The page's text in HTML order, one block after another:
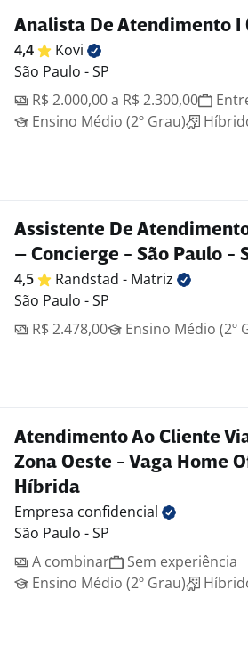
Analista De Atendimento I
4,4
Kovi
São Paulo - SP
R$ 2.000,00 a R$ 2.300,00
Ensino Médio (2º Grau)
Assistente De
– Concierge - São Paulo -
4,5 Randstad - Matriz
São Paulo - SP
R$ 2.478,00
Ensino Médio (2º
Atendimento Ao Cliente
Zona Oeste - Vaga Home
Híbrida
Empresa confidencial
São Paulo - SP
A combinar
Sem experiência
Ensino Médio (2º Grau)